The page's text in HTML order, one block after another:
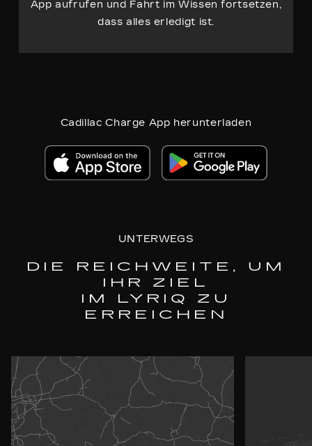
App aufrufen und Fahrt im Wissen fortsetzen,
dass alles erledigt ist.
Cadillac Charge App herunterladen
UNTERWEGS
DIE REICHWEITE, UM
IHR ZIEL
IM LYRIQ ZU
ERREICHEN